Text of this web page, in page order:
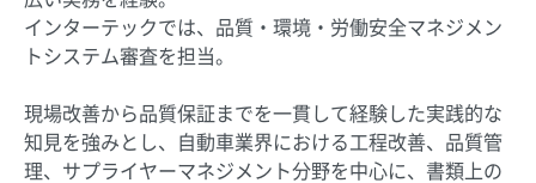
インターテックでは、品質・環境・労働安全マネジメン
トシステム審査を担当。
現場改善から品質保証までを一貫して経験した実践的な
知見を強みとし、自動車業界における工程改善、品質管
理、サプライヤーマネジメント分野を中心に、書類上の